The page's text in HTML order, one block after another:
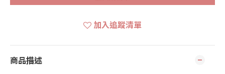
加入追蹤清單
商品描述